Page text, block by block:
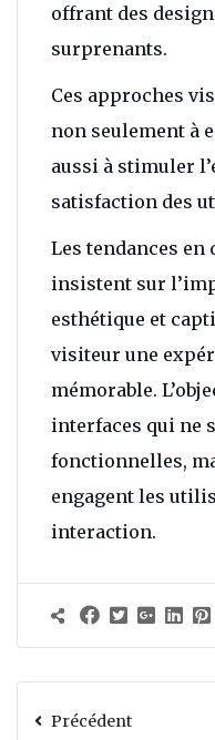
offrant des
surprenants.
Ces approches
non seulement à
aussi à stimuler
satisfaction des
Les tendances en
insistent sur
esthétique et
visiteur une
mémorable.
interfaces qui ne
fonctionnelles,
engagent les
interaction.
Précédent